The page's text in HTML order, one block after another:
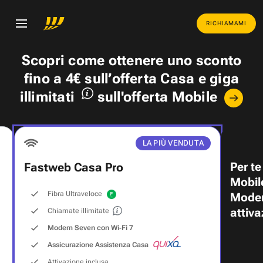
RICHIAMAMI
Scopri come ottenere uno sconto
fino a 4€ sull’offerta Casa egiga
illimitati
sull'offerta Mobile
LA PIÙ VENDUTA
Fastweb Casa Pro
Fibra Ultraveloce
Chiamate illimitate
Modem Seven con Wi‑Fi 7
Assicurazione Assistenza Casa
Per